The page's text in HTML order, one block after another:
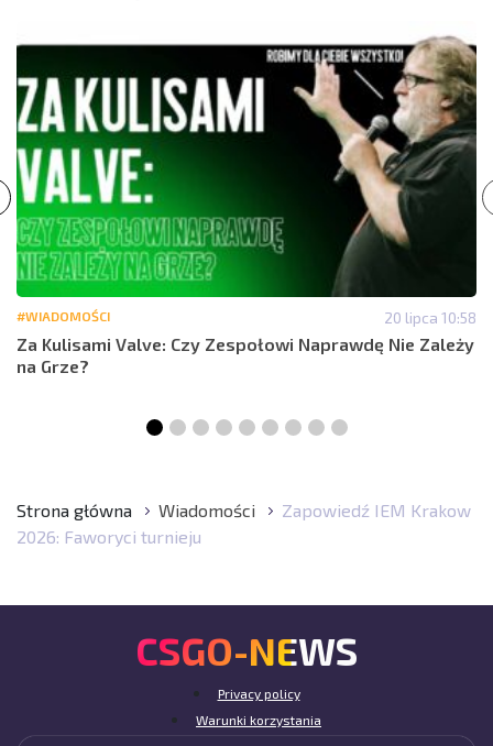
#WIADOMOŚCI 20 lipca 10:58
Za Kulisami Valve: Czy Zespołowi Naprawdę Nie Zależy
na Grze?
Strona główna Wiadomości
Zapowiedź IEM Krakow
2026: Faworyci turnieju
CSGO-NEWS
Privacy policy
Warunki korzystania